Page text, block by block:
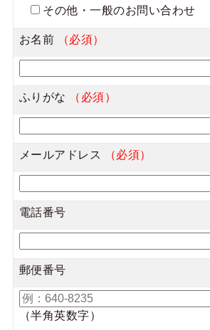
その他・一般のお問い合わせ
お名前 （必須）
ふりがな （必須）
メールアドレス （必須）
電話番号
郵便番号
（半角英数字）